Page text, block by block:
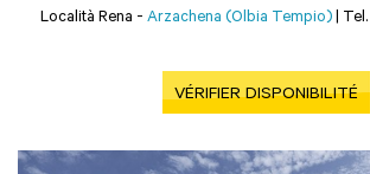
Località Rena - Arzachena (Olbia Tempio) |
VÉRIFIER DISPONIBILITÉ